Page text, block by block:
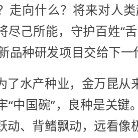
走向什么？将来对人
尽己所能，守护百姓“
品种研发项目交给下一
了水产种业，金万昆从
“中国碗”，良种是关键
动、背鳍飘动，远看像